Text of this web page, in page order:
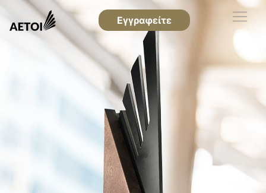
Εγγραφείτε